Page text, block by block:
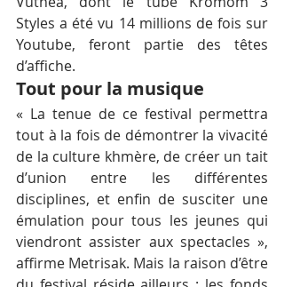
Styles a été vu 14 millions de fois sur
Youtube, feront partie des têtes
d’affiche.
Tout pour la musique
« La tenue de ce festival permettra
tout à la fois de démontrer la vivacité
de la culture khmère, de créer un tait
d’union entre les différentes
disciplines, et enfin de susciter une
émulation pour tous les jeunes qui
viendront assister aux spectacles »,
affirme Metrisak. Mais la raison d’être